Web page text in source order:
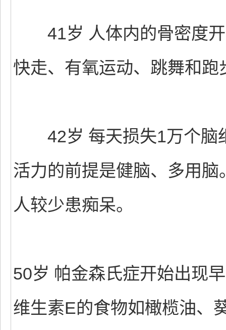
41岁 人体内的骨密度开
快走、有氧运动、跳舞和
42岁 每天损失1万个脑
活力的前提是健脑、多用
人较少患痴呆。
50岁 帕金森氏症开始出现
维生素E的食物如橄榄油、